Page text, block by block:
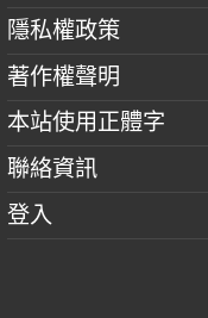
隱私權政策
著作權聲明
本站使用正體字
聯絡資訊
登入